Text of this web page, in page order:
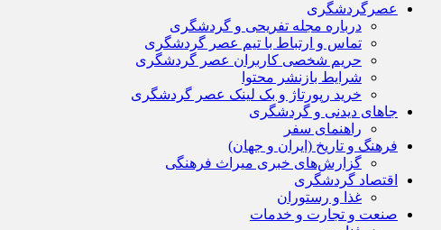
عصرگردشگری
درباره مجله تفریحی و گردشگری
تماس و ارتباط با تیم عصر گردشگری
حریم شخصی کاربران عصر گردشگری
شرایط بازنشر محتوا
خرید رپورتاژ و بک لینک عصر گردشگری
جاهای دیدنی و گردشگری
راهنمای سفر
فرهنگ و تاریخ (ایران و جهان)
گزارش‌های خبری میراث فرهنگی
اقتصاد گردشگری
غذا و رستوران
صنعت و تجارت و خدمات